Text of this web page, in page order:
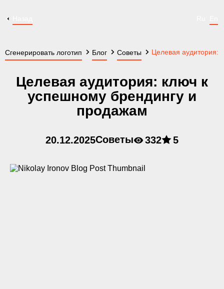
Сгенерировать логотип Блог Советы Целевая аудитория:
Целевая аудитория: ключ к
успешному брендингу и
продажам
20.12.2025Советы 332 5